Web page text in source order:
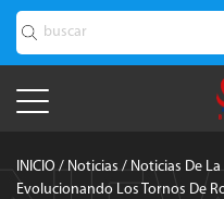
INICIO / Noticias / Noticias De
Evolucionando Los Tornos De